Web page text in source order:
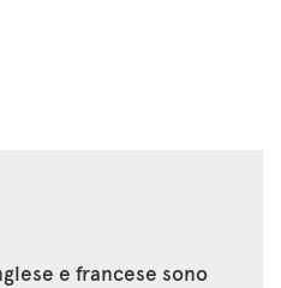
e francese sono